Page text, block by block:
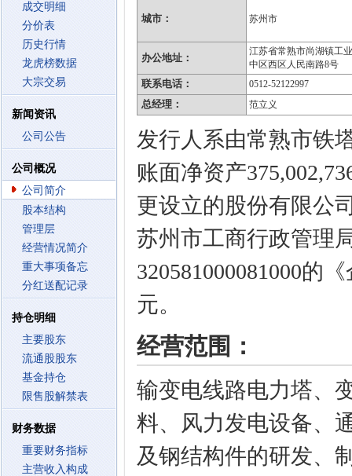
成交明细
分价表
历史行情
龙虎榜数据
大宗交易
新闻资讯
公司公告
公司概况
公司简介
股本结构
管理层
经营情况简介
重大事项备忘
分红送配记录
持仓明细
主要股东
流通股股东
基金持仓
限售股解禁表
财务数据
重要财务指标
主营收入构成
城市： 苏州市
办公地址：
江苏省常熟市尚湖镇工
中区西区人民南路8号
联系电话： 0512-52122997
总经理： 范立义
发行人系由常熟市铁
账面净资产
更设立的股份有限公
苏州市工商行政管理
320581000081000的
元。
经营范围：
输变电线路电力塔、
料、风力发电设备、
及钢结构件的研发、